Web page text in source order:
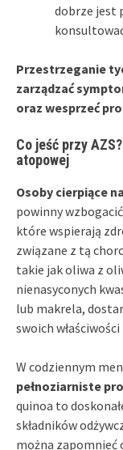
dobrze jest
Przestrzeganie
zarządzać
oraz wesprzeć
Co jeść przy AZS?
atopowej
Osoby cierpiące
powinny
które wspierają
związane z tą
takie jak oliwa z
nienasyconych
lub makrela,
swoich
W codziennym
pełnoziarniste
quinoa to
składników
można zapomnieć